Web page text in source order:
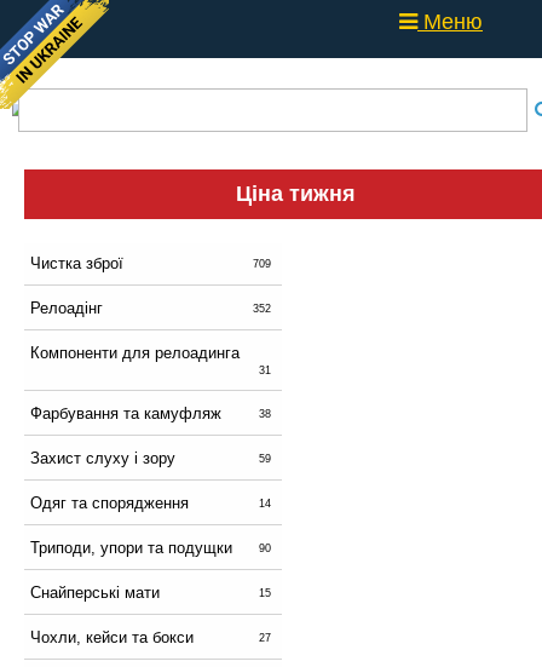
Меню
Ціна тижня
Чистка зброї 709
Релоадінг 352
Компоненти для релоадинга
31
Фарбування та камуфляж 38
Захист слуху і зору 59
Одяг та спорядження 14
Триподи, упори та подущки 90
Снайперські мати 15
Чохли, кейси та бокси 27